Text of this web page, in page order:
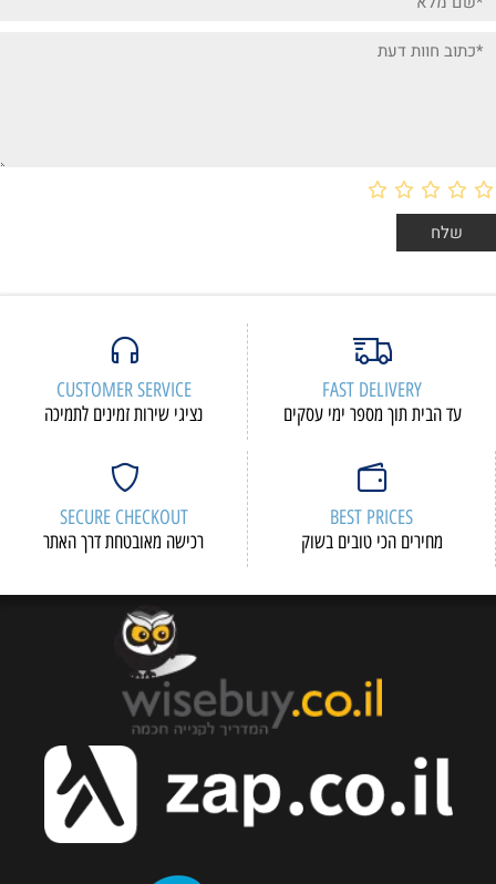
FAST DELIVERY
עד הבית תוך מספר ימי עסקים
CUSTOMER SERVICE
נציגי שירות זמינים לתמיכה
BEST PRICES
מחירים הכי טובים בשוק
SECURE CHECKOUT
רכישה מאובטחת דרך האתר